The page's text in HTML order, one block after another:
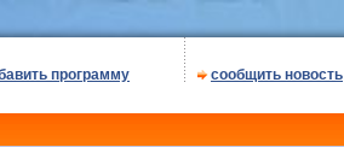
программу сообщить новость